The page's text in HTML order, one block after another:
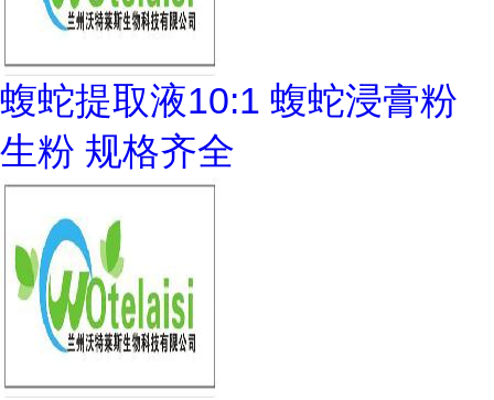
蝮蛇提取液10:1 蝮蛇浸膏粉
生粉 规格齐全